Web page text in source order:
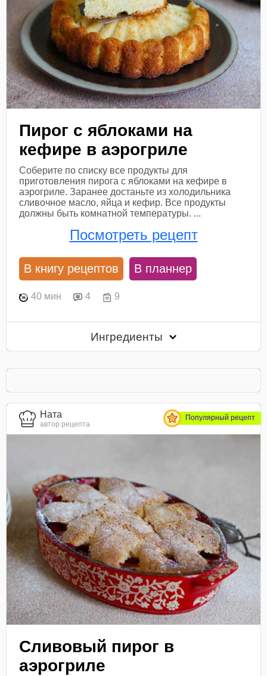
Пирог с яблоками на
кефире в аэрогриле
Соберите по списку все продукты для
приготовления пирога с яблоками на кефире в
аэрогриле. Заранее достаньте из холодильника
сливочное масло, яйца и кефир. Все продукты
должны быть комнатной температуры. ...
Посмотреть рецепт
В книгу рецептов В планнер
40 мин 4 9
Ингредиенты
Ната
автор рецепта
Популярный рецепт
Сливовый пирог в
аэрогриле